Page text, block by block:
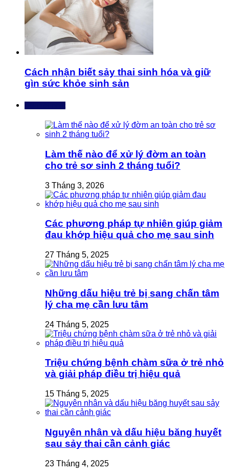
Cách nhận biết sảy thai sinh hóa và giữ
gìn sức khỏe sinh sản
Làm thế nào để xử lý đờm an toàn
cho trẻ sơ sinh 2 tháng tuổi?
3 Tháng 3, 2026
Các phương pháp tự nhiên giúp giảm
đau khớp hiệu quả cho mẹ sau sinh
27 Tháng 5, 2025
Những dấu hiệu trẻ bị sang chấn tâm
lý cha mẹ cần lưu tâm
24 Tháng 5, 2025
Triệu chứng bệnh chàm sữa ở trẻ nhỏ
và giải pháp điều trị hiệu quả
15 Tháng 5, 2025
Nguyên nhân và dấu hiệu băng huyết
sau sảy thai cần cảnh giác
23 Tháng 4, 2025